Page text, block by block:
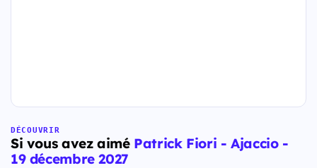
DÉCOUVRIR
Si vous avez aimé Patrick Fiori - Ajaccio -
19 décembre 2027